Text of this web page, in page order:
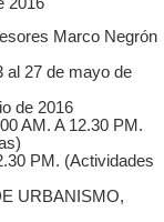
Marco Negrón
al 27 de mayo de
de 2016
AM. A 12.30 PM.
PM. (Actividades
URBANISMO,